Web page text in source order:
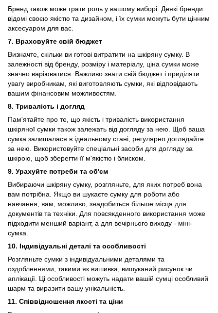
Бренд також може грати роль у вашому виборі. Деякі бренди
відомі своєю якістю та дизайном, і їх сумки можуть бути цінним
аксесуаром для вас.
7. Враховуйте свій бюджет
Визначте, скільки ви готові витратити на шкіряну сумку. В
залежності від бренду, розміру і матеріалу, ціна сумки може
значно варіюватися. Важливо знати свій бюджет і приділяти
увагу виробникам, які виготовляють сумки, які відповідають
вашим фінансовим можливостям.
8. Тривалість і догляд
Пам'ятайте про те, що якість і тривалість використання
шкіряної сумки також залежать від догляду за нею. Щоб ваша
сумка залишалася в ідеальному стані, регулярно доглядайте
за нею. Використовуйте спеціальні засоби для догляду за
шкірою, щоб зберегти її м'якістю і блиском.
9. Урахуйте потреби та об'єм
Вибираючи шкіряну сумку, розгляньте, для яких потреб вона
вам потрібна. Якщо ви шукаєте сумку для роботи або
навчання, вам, можливо, знадобиться більше місця для
документів та техніки. Для повсякденного використання може
підходити менший варіант, а для вечірнього виходу - міні-
сумка.
10. Індивідуальні деталі та особливості
Розгляньте сумки з індивідуальними деталями та
оздобленнями, такими як вишивка, вишуканий рисунок чи
аплікації. Ці особливості можуть надати вашій сумці особливий
шарм та виразити вашу унікальність.
11. Співвідношення якості та ціни